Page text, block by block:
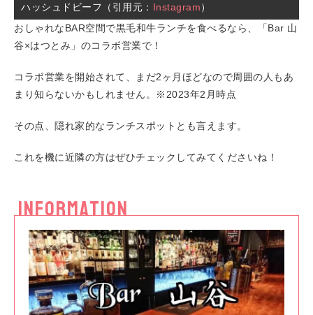
ハッシュドビーフ（引用元： Instagram）
おしゃれなBAR空間で黒毛和牛ランチを食べるなら、「Bar 山
谷×はつとみ」のコラボ営業で！
コラボ営業を開始されて、まだ2ヶ月ほどなので周囲の人もあ
まり知らないかもしれません。※2023年2月時点
その点、隠れ家的なランチスポットとも言えます。
これを機に近隣の方はぜひチェックしてみてくださいね！
INFORMATION